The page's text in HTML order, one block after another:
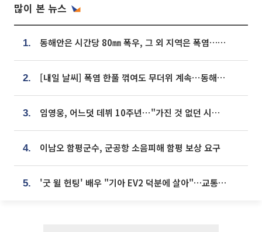
많이 본 뉴스
1. 동해안은 시간당 80㎜ 폭우, 그 외 지역은 폭염…‘극과 극 날씨’
2. [내일 날씨] 폭염 한풀 꺾여도 무더위 계속⋯동해안 이틀 연속 비
3. 임영웅, 어느덧 데뷔 10주년⋯"가진 것 없던 시절, 내 앞엔 20명의 팬뿐"
4. 이남오 함평군수, 군공항 소음피해 함평 보상 요구
5. '굿 윌 헌팅' 배우 "기아 EV2 덕분에 살아"…교통사고 후 안전성 극찬